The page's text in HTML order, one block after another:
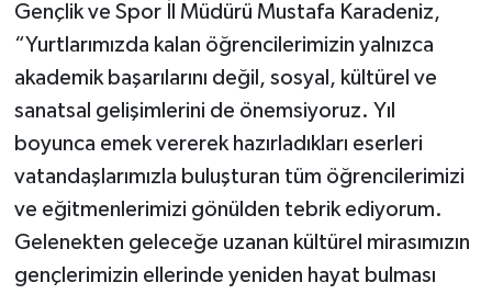
Gençlik ve Spor İl Müdürü Mustafa Karadeniz,
“Yurtlarımızda kalan öğrencilerimizin yalnızca
akademik başarılarını değil, sosyal, kültürel ve
sanatsal gelişimlerini de önemsiyoruz. Yıl
boyunca emek vererek hazırladıkları eserleri
vatandaşlarımızla buluşturan tüm öğrencilerimizi
ve eğitmenlerimizi gönülden tebrik ediyorum.
Gelenekten geleceğe uzanan kültürel mirasımızın
gençlerimizin ellerinde yeniden hayat bulması